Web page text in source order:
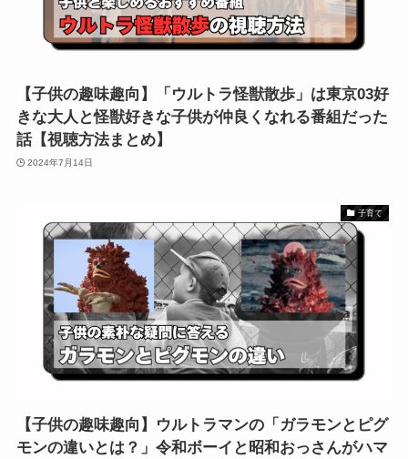
【子供の趣味趣向】「ウルトラ怪獣散歩」は東京03好
きな大人と怪獣好きな子供が仲良くなれる番組だった
話【視聴方法まとめ】
2024年7月14日
子育て
【子供の趣味趣向】ウルトラマンの「ガラモンとピグ
モンの違いとは？」令和ボーイと昭和おっさんがハマ